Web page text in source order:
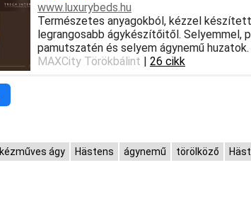
www.luxurybeds.hu
Természetes anyagokból, kézzel
legrangosabb ágykészítőitől. Selyemmel,
pamutszatén és selyem ágynemű huzatok.
MAXCity Törökbálint | 26 cikk
kézműves ágy Hästens ágynemű törölköző